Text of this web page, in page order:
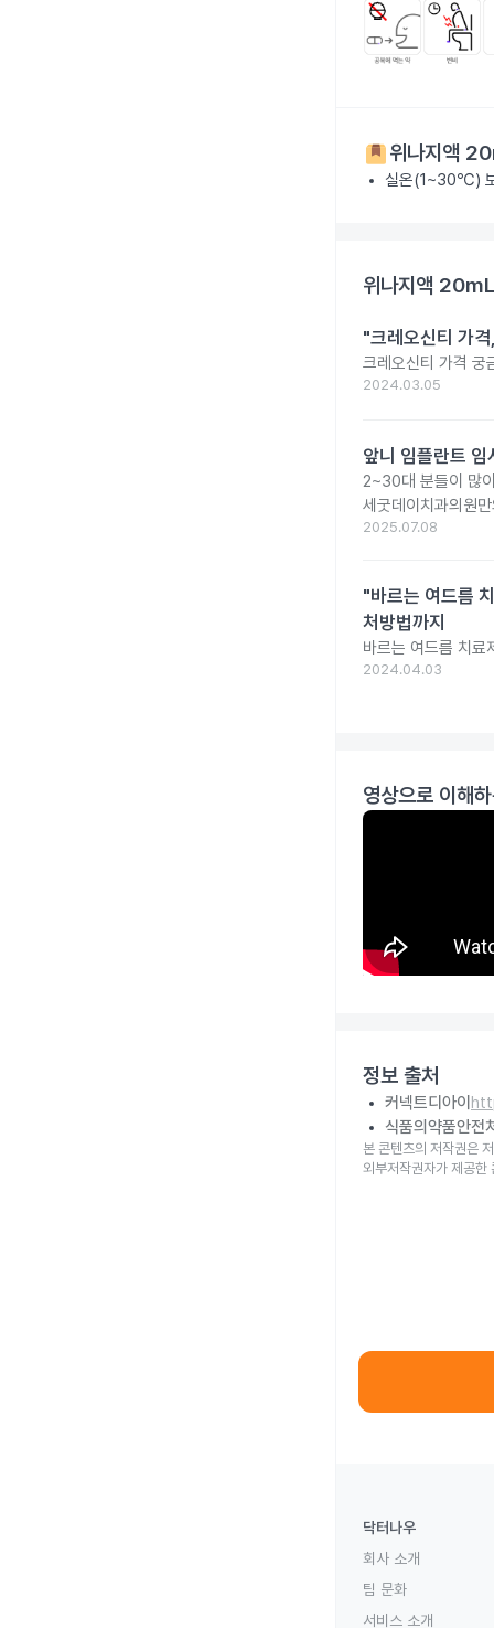
위나지액
실온(1~30℃)
위나지액
"크레오신티 가
크레오신티 가격 궁
2024.03.05
앞니 임플란트
2~30대 분들이 많
세굿데이치과의원
2025.07.08
"바르는 여드름
처방법까지
바르는 여드름 치료
2024.04.03
영상으로 이해
정보 출처
커넥트디아이
식품의약품안전
본 콘텐츠의 저작권은
외부저작권자가 제공한
닥터나우
회사 소개
팀 문화
서비스 소개